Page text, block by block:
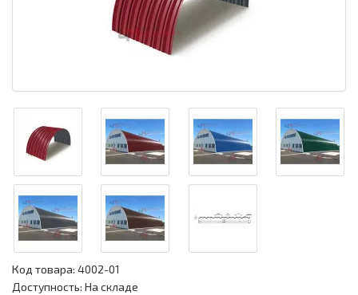
Код товара: 4002-01
Доступность: На складе